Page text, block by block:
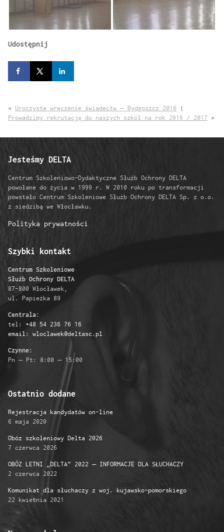
Udostępnij
« Uroczyste wręczenie świadectw – Bydgoszcz 2016 |
Prowadzimy rekrutację do naszych szkół na rok 2016 / 2017 »
Jesteśmy DELTA
Centrum Szkoleniowo-Dydaktyczne Służb Ochrony DELTA
powołane do życia w 1999 r. W 2010 roku po transformacji
powstało Centrum Szkoleniowe Służb Ochrony DELTA Sp. z o.o.
z siedzibą we Włocławku.
Polityka prywatności
Szybki kontakt
Centrum Szkoleniowe
Służb Ochrony DELTA
87-800 Włocławek,
ul. Papieżka 89
Centrala:
tel: +48 54 236 76 16
email: wloclawek@deltasc.pl
Czynne:
Pn – Pt: 8:00 – 15:00
Ostatnio dodane
Rejestracja kandydatów on-line
6 maja 2020
Obóz szkoleniowy Delta 2026
7 czerwca 2026
OBÓZ LETNI „DELTA” 2022 – INFORMACJE DLA SŁUCHACZY
2 czerwca 2022
Komunikat dla słuchaczy z woj. kujawsko-pomorskiego
22 kwietnia 2021